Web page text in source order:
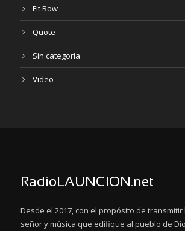
Fit Row
Quote
Sin categoría
Video
RadioLAUNCION.net
Desde el 2017, con el propósito de
señor y música que edifique al pueblo de